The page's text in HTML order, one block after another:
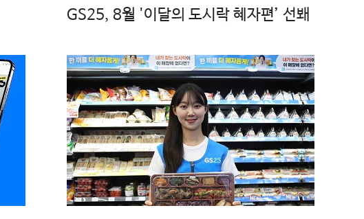
GS25, 8월 '이달의 도시락 혜자편’ 선봬